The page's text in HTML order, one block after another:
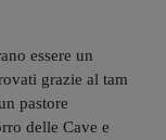
essere un
grazie al tam
pastore
delle Cave e